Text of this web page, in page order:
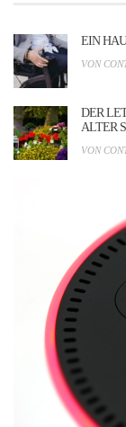
EIN
VON
DER
ALTER
VON